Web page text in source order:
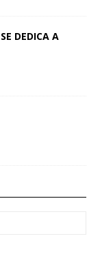
DEDICA A